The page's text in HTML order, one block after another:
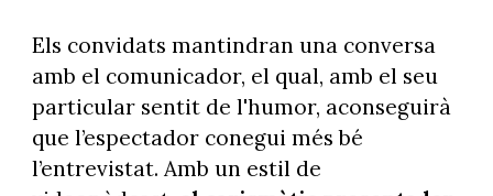
Els convidats mantindran una conversa
amb el comunicador, el qual, amb el seu
particular sentit de l'humor, aconseguirà
que l’espectador conegui més bé
l’entrevistat. Amb un estil de